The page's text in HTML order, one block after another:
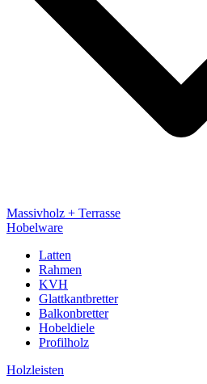
Massivholz + Terrasse
Hobelware
Latten
Rahmen
KVH
Glattkantbretter
Balkonbretter
Hobeldiele
Profilholz
Holzleisten